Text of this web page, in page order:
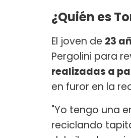
¿Quién es
El joven de 23
Pergolini para
realizadas a
en furor en la
"Yo tengo una
reciclando